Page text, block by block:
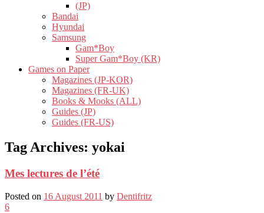
(JP)
Bandai
Hyundai
Samsung
Gam*Boy
Super Gam*Boy (KR)
Games on Paper
Magazines (JP-KOR)
Magazines (FR-UK)
Books & Mooks (ALL)
Guides (JP)
Guides (FR-US)
Tag Archives: yokai
Mes lectures de l’été
Posted on 16 August 2011 by Dentifritz
6